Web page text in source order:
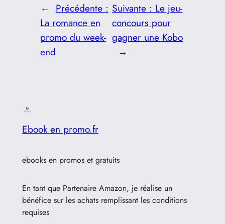
← Précédente :
La romance en
promo du week-
end
Suivante : Le jeu-
concours pour
gagner une Kobo
→
Ebook en promo.fr
ebooks en promos et gratuits
En tant que Partenaire Amazon, je réalise un
bénéfice sur les achats remplissant les conditions
requises